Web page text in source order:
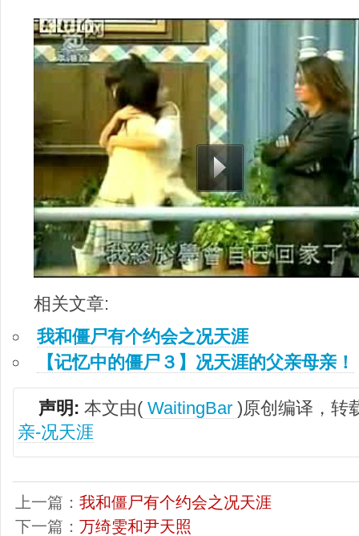
相关文章:
我和僵尸有个约会之况天涯
【记忆中的僵尸３】况天涯的父亲母亲！
声明: 本文由( WaitingBar )原创编译，转
亲-况天涯
上一篇： 我和僵尸有个约会之况天涯
下一篇： 万绮雯和尹天照